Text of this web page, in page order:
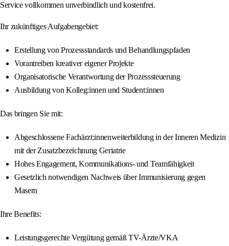
Service vollkommen unverbindlich und kostenfrei.
Ihr zukünftiges Aufgabengebiet:
Erstellung von Prozessstandards und Behandlungspfaden
Vorantreiben kreativer eigener Projekte
Organisatorische Verantwortung der Prozesssteuerung
Ausbildung von Kolleg:innen und Student:innen
Das bringen Sie mit:
Abgeschlossene Fachärzt:innenweiterbildung in der Inneren Medizin
mit der Zusatzbezeichnung Geriatrie
Hohes Engagement, Kommunikations- und Teamfähigkeit
Gesetzlich notwendigen Nachweis über Immunisierung gegen
Masern
Ihre Benefits:
Leistungsgerechte Vergütung gemäß TV-Ärzte/VKA